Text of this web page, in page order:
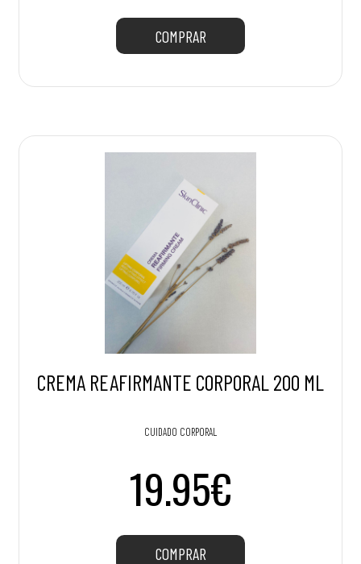
COMPRAR
CREMA REAFIRMANTE CORPORAL 200 ML
CUIDADO CORPORAL
19.95€
COMPRAR